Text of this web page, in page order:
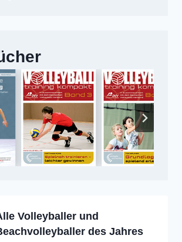
Volleyballer und
des Jahres